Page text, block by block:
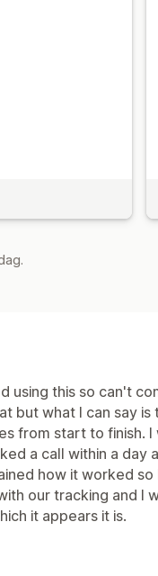
using this so can't
but what I can say
from start to finish.
a call within a
how it worked
our tracking and I
it appears it is.